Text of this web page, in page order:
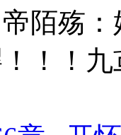
陌殇
！！